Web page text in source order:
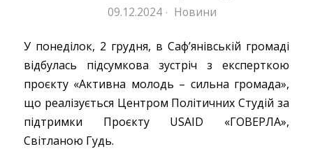
09.12.2024 · Новини
У понеділок, 2 грудня, в Саф’янівській громаді
відбулась підсумкова зустріч з експерткою
проєкту «Активна молодь – сильна громада»,
що реалізується Центром Політичних Студій за
підтримки Проєкту USAID «ГОВЕРЛА»,
Світланою Гудь.